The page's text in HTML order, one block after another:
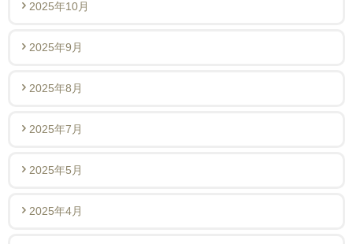
2025年10月
2025年9月
2025年8月
2025年7月
2025年5月
2025年4月